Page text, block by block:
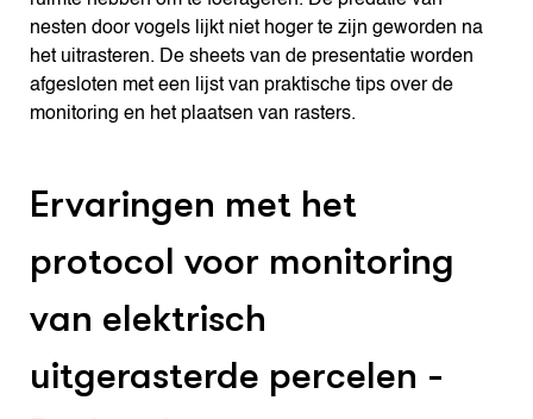
nesten door vogels lijkt niet hoger te zijn geworden na
het uitrasteren. De sheets van de presentatie worden
afgesloten met een lijst van praktische tips over de
monitoring en het plaatsen van rasters.
Ervaringen met het
protocol voor monitoring
van elektrisch
uitgerasterde percelen -